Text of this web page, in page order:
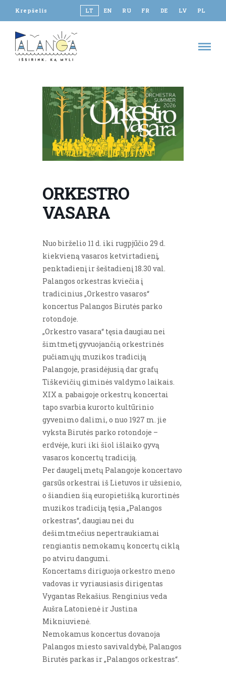
Krepšelis LT EN RU FR DE LV PL
ORKESTRO
VASARA
Nuo birželio 11 d. iki rugpjūčio 29 d.
kiekvieną vasaros ketvirtadienį,
penktadienį ir šeštadienį 18.30 val.
Palangos orkestras kviečia į
tradicinius „Orkestro vasaros“
koncertus Palangos Birutės parko
rotondoje.
„Orkestro vasara“ tęsia daugiau nei
šimtmetį gyvuojančią orkestrinės
pučiamųjų muzikos tradiciją
Palangoje, prasidėjusią dar grafų
Tiškevičių giminės valdymo laikais.
XIX a. pabaigoje orkestrų koncertai
tapo svarbia kurorto kultūrinio
gyvenimo dalimi, o nuo 1927 m. jie
vyksta Birutės parko rotondoje –
erdvėje, kuri iki šiol išlaiko gyvą
vasaros koncertų tradiciją.
Per daugelį metų Palangoje koncertavo
garsūs orkestrai iš Lietuvos ir užsienio,
o šiandien šią europietišką kurortinės
muzikos tradiciją tęsia „Palangos
orkestras“, daugiau nei du
dešimtmečius nepertraukiamai
rengiantis nemokamų koncertų ciklą
po atviru dangumi.
Koncertams diriguoja orkestro meno
vadovas ir vyriausiasis dirigentas
Vygantas Rekašius. Renginius veda
Aušra Latonienė ir Justina
Mikniuvienė.
Nemokamus koncertus dovanoja
Palangos miesto savivaldybė, Palangos
Birutės parkas ir „Palangos orkestras“.